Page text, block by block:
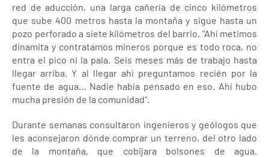
red de aducción, una larga cañería de cinco kilómetros
que sube 400 metros hasta la montaña y sigue hasta un
pozo perforado a siete kilómetros del barrio. "Ahí metimos
dinamita y contratamos mineros porque es todo roca, no
entra el pico ni la pala. Seis meses más de trabajo hasta
llegar arriba. Y al llegar ahí preguntamos recién por la
fuente de agua… Nadie había pensado en eso. Ahí hubo
mucha presión de la comunidad".
Durante semanas consultaron ingenieros y geólogos que
les aconsejaron dónde comprar un terreno, del otro lado
de la montaña, que cobijara bolsones de agua.